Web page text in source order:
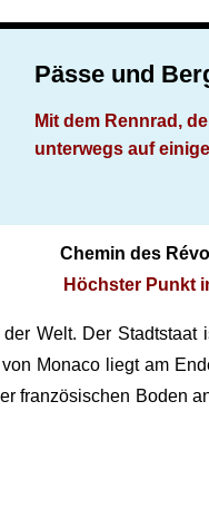
Pässe und
Mit dem Rennrad,
unterwegs auf
Chemin des
Höchster Punkt
Welt. Der
Monaco liegt am
französischen Boden